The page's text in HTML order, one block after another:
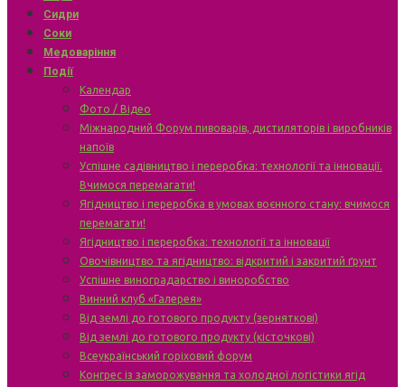
Сидри
Соки
Медоваріння
Події
Календар
Фото / Відео
Міжнародний Форум пивоварів, дистиляторів і виробників
напоїв
Успішне садівництво і переробка: технології та інновації.
Вчимося перемагати!
Ягідництво і переробка в умовах воєнного стану: вчимося
перемагати!
Ягідництво і переробка: технології та інновації
Овочівництво та ягідництво: відкритий і закритий ґрунт
Успішне виноградарство і виноробство
Винний клуб «Галерея»
Від землі до готового продукту (зерняткові)
Від землі до готового продукту (кісточкові)
Всеукраїнський горіховий форум
Конгрес із заморожування та холодної логістики ягід